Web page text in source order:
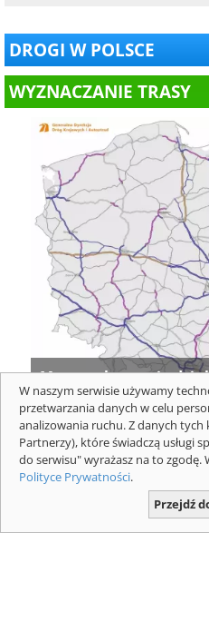
DROGI W POLSCE
WYZNACZANIE TRASY
Mapa z płatnymi
ekspresowych i
powyżej 3,5 t. Mapa:
W naszym serwisie używamy
przetwarzania danych w celu
analizowania ruchu. Z danych
Partnerzy), które świadczą usługi
do serwisu" wyrażasz na to zgodę.
Polityce Prywatności.
Przejdź